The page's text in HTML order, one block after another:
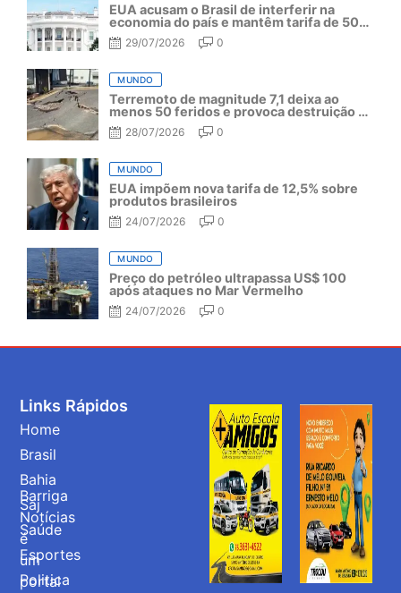
EUA acusam o Brasil de interferir na
economia do país e mantêm tarifa de 50%
por mais um ano
29/07/2026 0
MUNDO
Terremoto de magnitude 7,1 deixa ao
menos 50 feridos e provoca destruição no
Japão
28/07/2026 0
MUNDO
EUA impõem nova tarifa de 12,5% sobre
produtos brasileiros
24/07/2026 0
MUNDO
Preço do petróleo ultrapassa US$ 100
após ataques no Mar Vermelho
24/07/2026 0
Barriga
Notícias
é
um
portal
Links Rápidos
Home
Brasil
Bahia
Saj
Saúde
Esportes
Politica